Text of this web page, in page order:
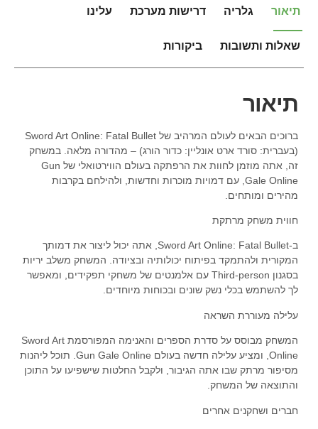
תיאור גלריה דרישות מערכת עלינו
שאלות ותשובות ביקורות
תיאור
ברוכים הבאים לעולם המרהיב של Sword Art Online: Fatal Bullet
(בעברית: סורד ארט אונליין: כדור הורג) – מהדורה מלאה. במשחק
זה, אתה מוזמן לחוות את הרפתקה בעולם הווירטואלי של Gun
Gale Online, עם דמויות מוכרות וחדשות, ולהילחם בקרבות
מהירים ומותחים.
חווית משחק מרתקת
ב-Sword Art Online: Fatal Bullet, אתה יכול ליצור את דמותך
המקורית ולהתמקד בפיתוח יכולותיה ובציודה. המשחק משלב יריות
בסגנון Third-person עם אלמנטים של משחקי תפקידים, ומאפשר
לך להשתמש בכלי נשק שונים ובכוחות מיוחדים.
עלילה מעוררת השראה
המשחק מבוסס על סדרת הספרים והאנימה המפורסמת Sword Art
Online, ומציע עלילה חדשה בעולם Gun Gale Online. תוכל ליהנות
מסיפור מרתק שבו אתה הגיבור, ולקבל החלטות שישפיעו על התוכן
והתוצאה של המשחק.
חברים ושחקנים אחרים